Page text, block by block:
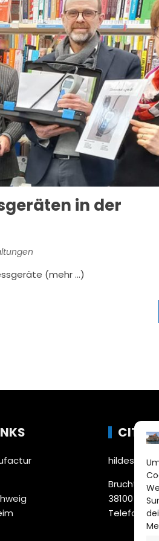
in der
(mehr …)
38100
Telefon: